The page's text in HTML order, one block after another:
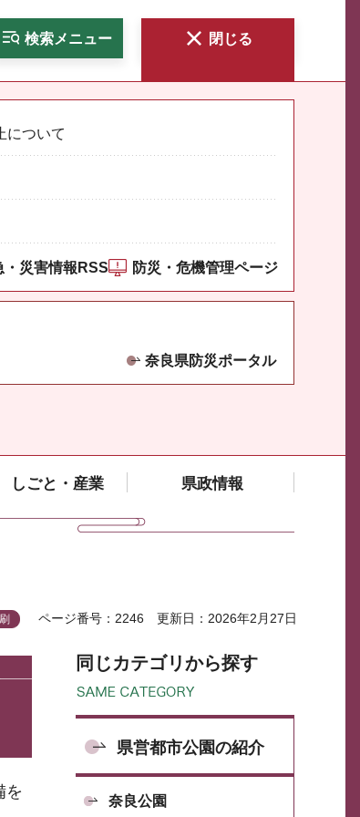
検索メニュー 閉じる
について
・災害情報RSS 防災・危機管理ページ
奈良県防災ポータル
しごと・産業 県政情報
ページ番号：2246 更新日：2026年2月27日
を
同じカテゴリから探す
県営都市公園の紹介
奈良公園